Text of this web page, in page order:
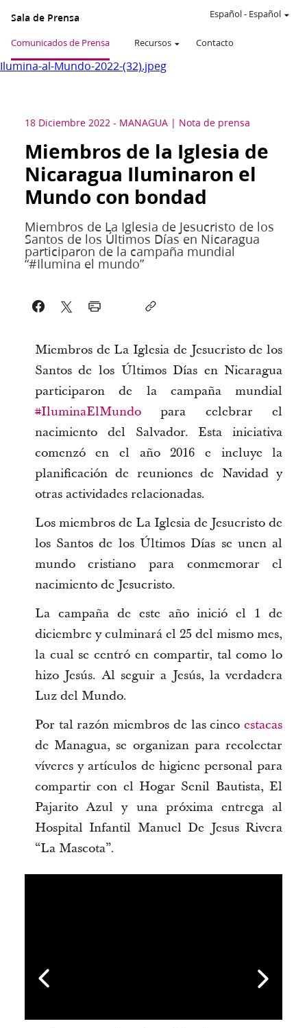
Sala de Prensa
Comunicados de Prensa Recursos Contacto
Español- Español
Ilumina-al-Mundo-2022-(32).jpeg
18 Diciembre 2022 - MANAGUA Nota de prensa
Miembros de la Iglesia de
Nicaragua Iluminaron el
Mundo con bondad
Miembros de La Iglesia de Jesucristo de los
Santos de los Últimos Días en Nicaragua
participaron de la campaña mundial
“#Ilumina el mundo”
Miembros de La Iglesia de Jesucristo de los
Santos de los Últimos Días en Nicaragua
participaron de la campaña mundial
#IluminaElMundopara celebrar el
nacimiento del Salvador. Esta iniciativa
comenzó en el año 2016 e incluye la
planificación de reuniones de Navidad y
otras actividades relacionadas.
Los miembros de La Iglesia de Jesucristo de
los Santos de los Últimos Días se unen al
mundo cristiano para conmemorar el
nacimiento de Jesucristo.
La campaña de este año inició el 1 de
diciembre y culminará el 25 del mismo mes,
la cual se centró en compartir, tal como lo
hizo Jesús.Al seguir a Jesús, la verdadera
Luz del Mundo.
Por tal razón miembros de las cincoestacas
de Managua, se organizan para recolectar
víveres y artículos de higiene personal para
compartir con el Hogar Senil Bautista, El
Pajarito Azul y una próxima entrega al
Hospital Infantil Manuel De Jesus Rivera
“La Mascota”.